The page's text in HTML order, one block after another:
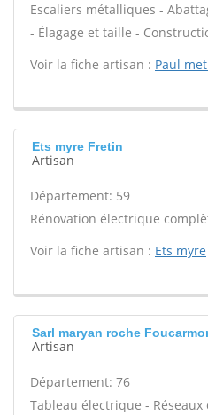
Escaliers métalliques -
- Élagage et taille -
Voir la fiche artisan : Paul
Ets myre Fretin
Artisan
Département: 59
Rénovation électrique
Voir la fiche artisan : Ets myre
Sarl maryan roche
Artisan
Département: 76
Tableau électrique -